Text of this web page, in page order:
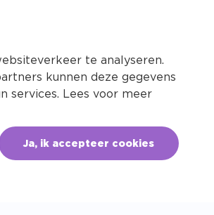
te analyseren.
kunnen deze gegevens
services. Lees voor meer
Ja, ik accepteer cookies